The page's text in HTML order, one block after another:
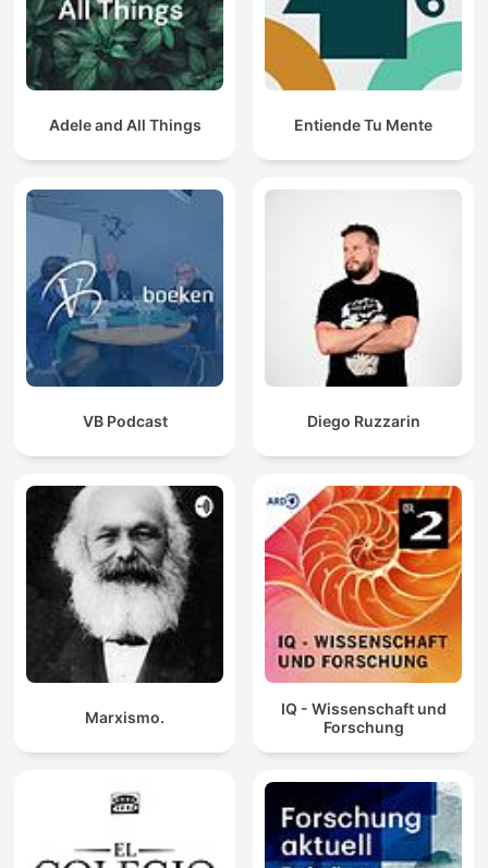
Adele and All Things Entiende Tu Mente
VB Podcast Diego Ruzzarin
Marxismo.
IQ - Wissenschaft und
Forschung